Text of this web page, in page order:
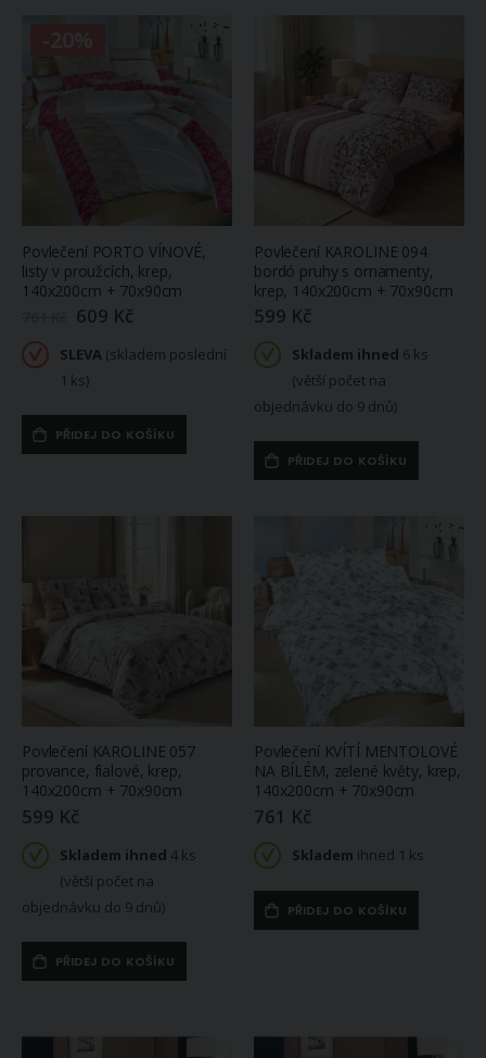
Povlečení PORTO VÍNOVÉ,
listy v proužcích, krep,
140x200cm + 70x90cm
Zlevněná
cena
609 Kč
SLEVA (skladem poslední
1 ks)
PŘIDEJ DO KOŠÍKU
Povlečení KAROLINE 094
bordó pruhy s ornamenty,
krep, 140x200cm + 70x90cm
599 Kč
Skladem ihned 6 ks
(větší počet na
objednávku do 9 dnů)
PŘIDEJ DO KOŠÍKU
Povlečení KAROLINE 057
provance, fialové, krep,
140x200cm + 70x90cm
599 Kč
Skladem ihned 4 ks
(větší počet na
objednávku do 9 dnů)
PŘIDEJ DO KOŠÍKU
Povlečení KVÍTÍ MENTOLOVÉ
NA BÍLÉM, zelené květy, krep,
140x200cm + 70x90cm
761 Kč
Skladem ihned 1 ks
PŘIDEJ DO KOŠÍKU